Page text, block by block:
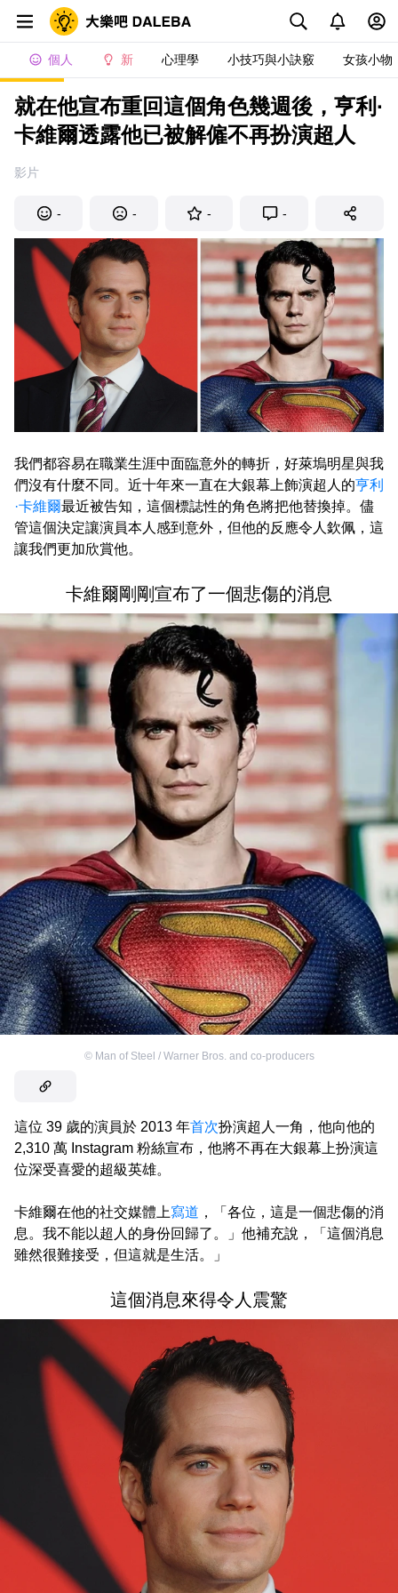
個人 新 心理學 小技巧與小訣竅 女孩小物
就在他宣布重回這個角色幾週後，亨利·
卡維爾透露他已被解僱不再扮演超人
影片
- - - -
我們都容易在職業生涯中面臨意外的轉折，好萊塢明星與我
們沒有什麼不同。近十年來一直在大銀幕上飾演超人的亨利
·卡維爾最近被告知，這個標誌性的角色將把他替換掉。儘
管這個決定讓演員本人感到意外，但他的反應令人欽佩，這
讓我們更加欣賞他。
卡維爾剛剛宣布了一個悲傷的消息
© Man of Steel / Warner Bros. and co-producers
這位 39 歲的演員於 2013 年首次扮演超人一角，他向他的
2,310 萬 Instagram 粉絲宣布，他將不再在大銀幕上扮演這
位深受喜愛的超級英雄。
卡維爾在他的社交媒體上寫道 ，「各位，這是一個悲傷的消
息。我不能以超人的身份回歸了。」他補充說，「這個消息
雖然很難接受，但這就是生活。」
這個消息來得令人震驚